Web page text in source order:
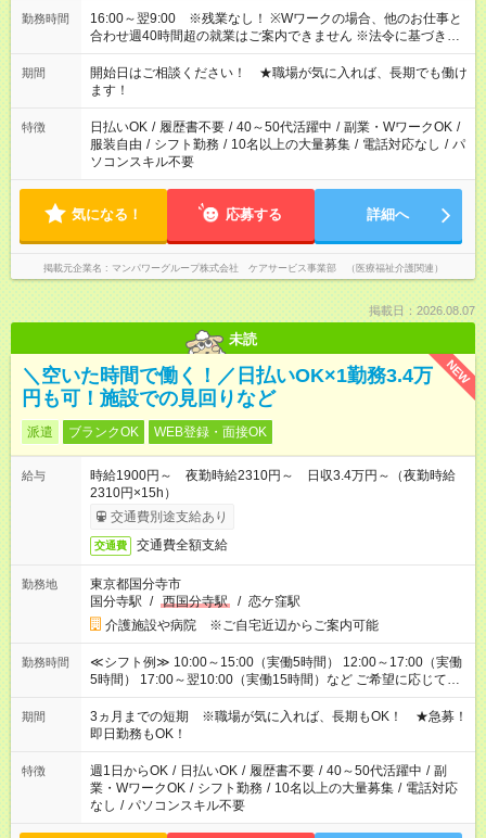
勤務時間
16:00～翌9:00 ※残業なし！ ※Wワークの場合、他のお仕事と
合わせ週40時間超の就業はご案内できません ※法令に基づき、
週20時間以上勤務は社会保険への加入対象となります ※労働者
派遣法（日雇い派遣の原則禁止）により、短時間・短期間の就
業はご案内が難しい場合があります
期間
開始日はご相談ください！ ★職場が気に入れば、長期でも働け
ます！
特徴 日払いOK / 履歴書不要 / 40～50代活躍中 / 副業・WワークOK /
服装自由 / シフト勤務 / 10名以上の大量募集 / 電話対応なし / パ
ソコンスキル不要
気になる！ 応募する 詳細へ
掲載元企業名 マンパワーグループ株式会社 ケアサービス事業部 （医療福祉介護関連）
掲載日：2026.08.07
未読
NEW
＼空いた時間で働く！／日払いOK×1勤務3.4万
円も可！施設での見回りなど
派遣 ブランクOK WEB登録・面接OK
給与
時給1900円～ 夜勤時給2310円～ 日収3.4万円～（夜勤時給
2310円×15h）
交通費別途支給あり
交通費 交通費全額支給
勤務地
東京都国分寺市
国分寺駅 / 西国分寺駅 / 恋ケ窪駅
介護施設や病院 ※ご自宅近辺からご案内可能
勤務時間
≪シフト例≫ 10:00～15:00（実働5時間） 12:00～17:00（実働
5時間） 17:00～翌10:00（実働15時間）など ご希望に応じて、
働く時間は調整できます！ お気軽に担当へ相談ください！
期間
3ヵ月までの短期 ※職場が気に入れば、長期もOK！ ★急募！
即日勤務もOK！
特徴 週1日からOK / 日払いOK / 履歴書不要 / 40～50代活躍中 / 副
業・WワークOK / シフト勤務 / 10名以上の大量募集 / 電話対応
なし / パソコンスキル不要